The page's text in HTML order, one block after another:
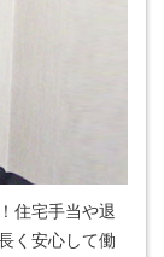
住宅手当や退
く安心して働